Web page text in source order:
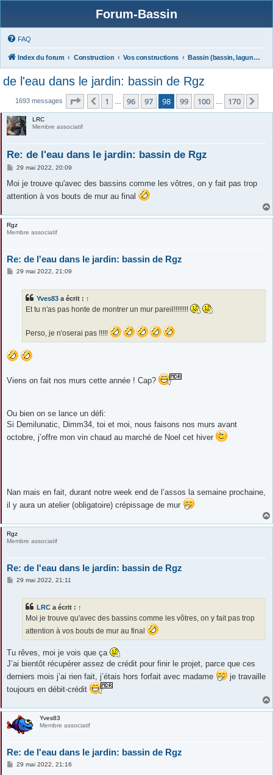
Forum-Bassin
FAQ
Index du forum Construction Vos constructions Bassin (bassin, lagunage)
de l'eau dans le jardin: bassin de Rgz
1693 messages Page 98 sur 170
Précédente
1 96 97 98 99 100 170
LRC
Membre associatif
Re: de l'eau dans le jardin: bassin de Rgz
M
s
a
29 mai 2022, 20:09
Moi je trouve qu'avec des bassins comme les vôtres, on y fait pas trop
attention à vos bouts de mur au final
Rgz
Membre associatif
Re: de l'eau dans le jardin: bassin de Rgz
M29 mai 2022, 21:09
Yves83 a écrit : ↑
Et tu n'as pas honte de montrer un mur pareil!!!!!!!!
Perso, je n'oserai pas !!!!!
Viens on fait nos murs cette année ! Cap?
Ou bien on se lance un défi:
Si Demilunatic, Dimm34, toi et moi, nous faisons nos murs avant
octobre, j’offre mon vin chaud au marché de Noel cet hiver
Nan mais en fait, durant notre week end de l’assos la semaine prochaine,
il y aura un atelier (obligatoire) crépissage de mur
Rgz
Membre associatif
Re: de l'eau dans le jardin: bassin de Rgz
M29 mai 2022, 21:11
LRC a écrit : ↑
Moi je trouve qu'avec des bassins comme les vôtres, on y fait pas trop
attention à vos bouts de mur au final
Tu rêves, moi je vois que ça
J’ai bientôt récupérer assez de crédit pour finir le projet, parce que ces
derniers mois j’ai rien fait, j’étais hors forfait avec madame
je travaille
toujours en débit-crédit
Yves83
Membre associatif
Re: de l'eau dans le jardin: bassin de Rgz
M29 mai 2022, 21:16